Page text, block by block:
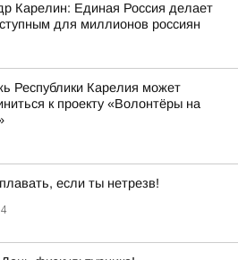
Карелин: Единая Россия делает
для миллионов россиян
Республики Карелия может
к проекту «Волонтёры на
если ты нетрезв!